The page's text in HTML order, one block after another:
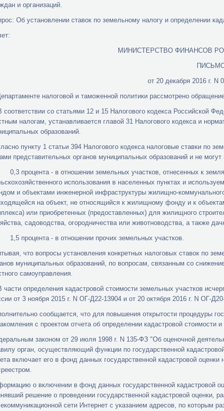
и организаций.
Об установлении ставок по земельному налогу и определении
МИНИСТЕРСТВО ФИНАНСОВ
от 20 декабря 2016 г. N
налоговой и таможенной политики рассмотрено
соответствии со статьями 12 и 15 Налогового кодекса Российской
налогам, устанавливается главой 31 Налогового кодекса и
образований.
пункту 1 статьи 394 Налогового кодекса налоговые ставки по
представительных органов муниципальных образований и не
процента - в отношении земельных участков, отнесенных к
использования в населенных пунктах и
и объектами инженерной инфраструктуры жилищно-
на объект, не относящийся к жилищному фонду и к
или приобретенных (предоставленных) для жилищного
садоводства, огородничества или животноводства, а также
процента - в отношении прочих земельных участков.
что вопросы установления конкретных налоговых ставок по
муниципальных образований, по вопросам, связанным со
самоуправления.
части определения кадастровой стоимости земельных участков
от 3 ноября 2015 г. N ОГ-Д22-13904 и от 20 октября 2016 г. N ОГ-
сообщается, что для повышения открытости процедуры
с проектом отчета об определении кадастровой стоимости
законом от 29 июля 1998 г. N 135-ФЗ "Об оценочной
орган, осуществляющий функции по государственной
включает его в фонд данных государственной кадастровой
о включении в фонд данных государственной кадастровой
решение о проведении государственной кадастровой
сети Интернет с указанием адресов, по которым